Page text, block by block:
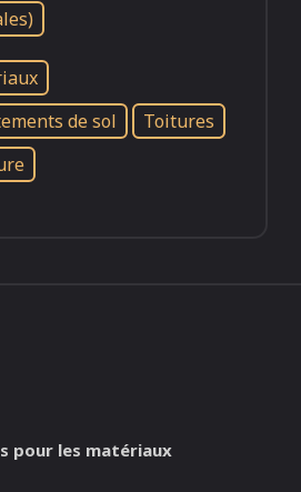
de sol
Toitures
pour les matériaux